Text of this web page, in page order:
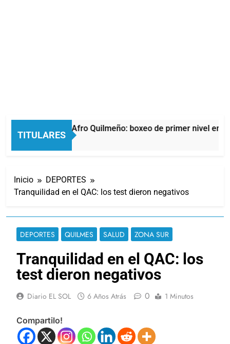
TITULARES
La noche del Afro Quilmeño: boxeo de primer nivel en la
14 Horas Atrás
Inicio
DEPORTES
Tranquilidad en el QAC: los test dieron negativos
DEPORTES QUILMES SALUD ZONA SUR
Tranquilidad en el QAC: los
test dieron negativos
Diario EL SOL 6 Años Atrás 0 1 Minutos
Compartilo!